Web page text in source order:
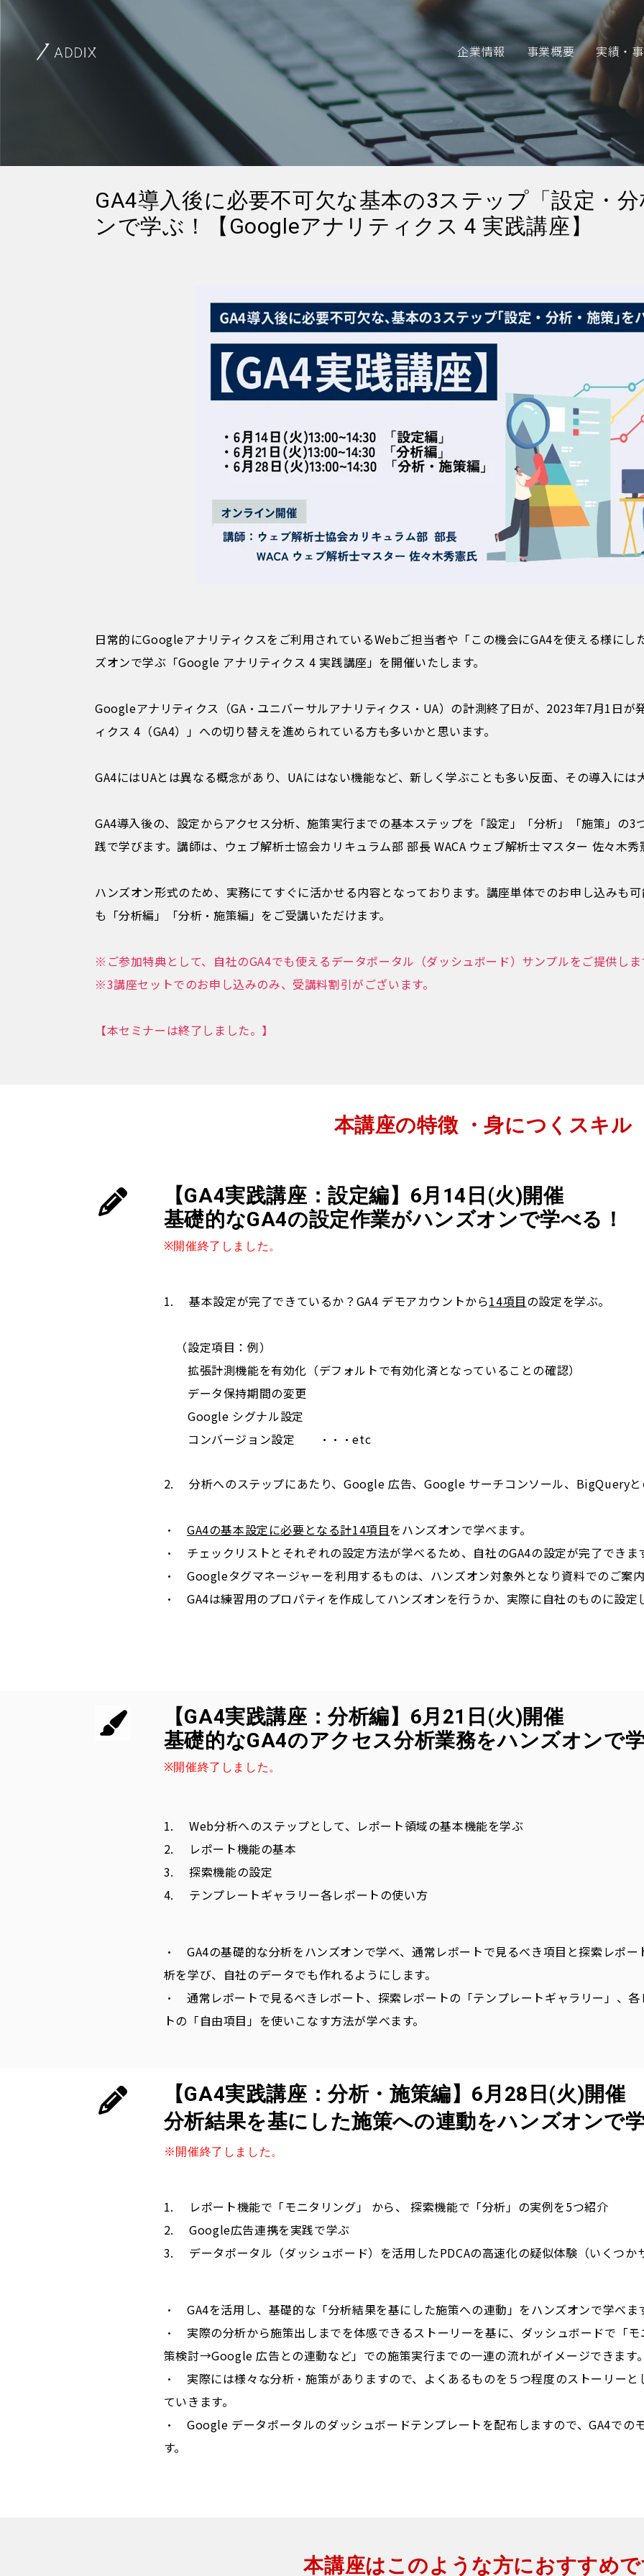
企業情報 事業概要 実績・
GA4導入後に必要不可欠な基本の3ステップ「設定・
ンで学ぶ！【Googleアナリティクス 4 実践講座】
日常的にGoogleアナリティクスをご利用されているWebご担当者や「この機会にGA4を使える様にし
ズオンで学ぶ「Google アナリティクス 4 実践講座」を開催いたします。
Googleアナリティクス（GA・ユニバーサルアナリティクス・UA）の計測終了日が、2023年7月1日
ィクス 4（GA4）」への切り替えを進められている方も多いかと思います。
GA4にはUAとは異なる概念があり、UAにはない機能など、新しく学ぶことも多い反面、その導入には
GA4導入後の、設定からアクセス分析、施策実行までの基本ステップを 「設定」「分析」「施策」の
践で学びます。講師は、ウェブ解析士協会カリキュラム部 部長 WACA ウェブ解析士マスター 佐々木秀
ハンズオン形式のため、 実務にてすぐに活かせる内容となっております。講座単体でのお申し込みも
も「分析編」「分析・施策編」をご受講いただけます。
※ご参加特典として、自社のGA4でも使えるデータポータル（ダッシュボード）サンプルをご提供しま
※3講座セットでのお申し込みのみ、受講料割引がございます。
【本セミナーは終了しました。】
本講座の特徴 ・身につくスキル
【GA4実践講座：設定編】 6月14日(火)開催
基礎的なGA4の設定作業がハンズオンで学べる！
※開催終了しました。
基本設定が完了できているか？GA4 デモアカウントから14項目の設定を学ぶ。
（設定項目：例）
拡張計測機能を有効化（デフォルトで有効化済となっていることの確認）
データ保持期間の変更
Google シグナル設定
コンバージョン設定 ・・・etc
分析へのステップにあたり、Google 広告、Google サーチコンソール、BigQuery
・ GA4の基本設定に必要となる計14項目をハンズオンで学べます。
・ チェックリストとそれぞれの設定方法が学べるため、自社のGA4の設定が完了できま
・ Googleタグマネージャーを利用するものは、ハンズオン対象外となり資料でのご案
・ GA4は練習用のプロパティを作成してハンズオンを行うか、実際に自社のものに設定
【GA4実践講座：分析編】 6月21日(火)開催
基礎的なGA4のアクセス分析業務をハンズオンで
※開催終了しました。
Web分析へのステップとして、レポート領域の基本機能を学ぶ
レポート機能の基本
探索機能の設定
テンプレートギャラリー各レポートの使い方
・ GA4の基礎的な分析をハンズオンで学べ、 通常レポートで見るべき項目と探索レポー
析を学び、自社のデータでも作れるようにします。
・ 通常レポートで見るべきレポート、探索レポートの「テンプレートギャラリー」、
トの「自由項目」を使いこなす方法が学べます。
【GA4実践講座：分析・施策編】6月28日(火)開催
分析結果を基にした施策への連動をハンズオンで
※開催終了しました。
レポート機能で「モニタリング」 から、 探索機能で「分析」の実例を5つ紹介
Google広告連携を実践で学ぶ
データポータル（ダッシュボード）を活用したPDCAの高速化の疑似体験（いくつか
・ GA4を活用し、基礎的な「分析結果を基にした施策への連動」をハンズオンで学べま
・ 実際の分析から施策出しまでを体感できるストーリーを基に、ダッシュボードで「
策検討→Google 広告との連動など」での施策実行までの一連の流れがイメージできます
・ 実際には様々な分析・施策がありますので、よくあるものを５つ程度のストーリー
ていきます。
・ Google データポータルのダッシュボードテンプレートを配布しますので、GA4での
す。
本講座はこのような方におすすめ